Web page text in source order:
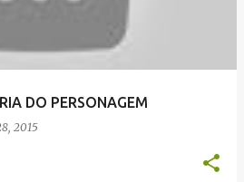
DO PERSONAGEM
2015